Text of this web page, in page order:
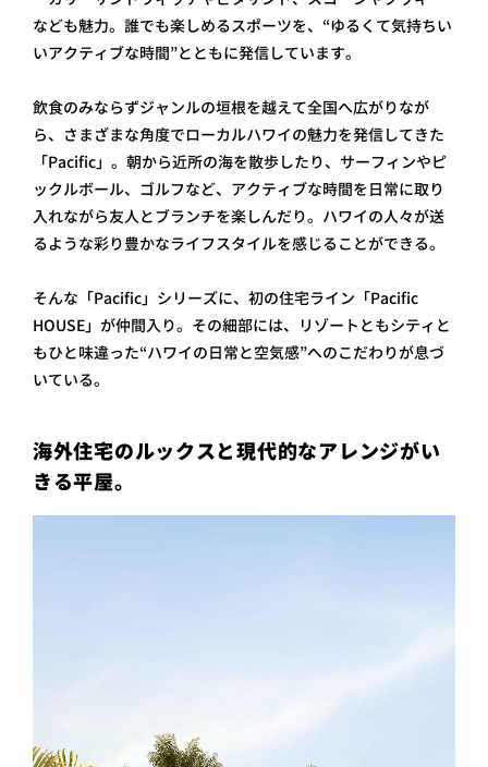
なども魅力。誰でも楽しめるスポーツを、“ゆるくて気持ちい
いアクティブな時間”とともに発信しています。
飲食のみならずジャンルの垣根を越えて全国へ広がりなが
ら、さまざまな角度でローカルハワイの魅力を発信してきた
「Pacific」。朝から近所の海を散歩したり、サーフィンやピ
ックルボール、ゴルフなど、アクティブな時間を日常に取り
入れながら友人とブランチを楽しんだり。ハワイの人々が送
るような彩り豊かなライフスタイルを感じることができる。
そんな「Pacific」シリーズに、初の住宅ライン「Pacific
HOUSE」が仲間入り。その細部には、リゾートともシティと
もひと味違った“ハワイの日常と空気感”へのこだわりが息づ
いている。
海外住宅のルックスと現代的なアレンジがい
きる平屋。